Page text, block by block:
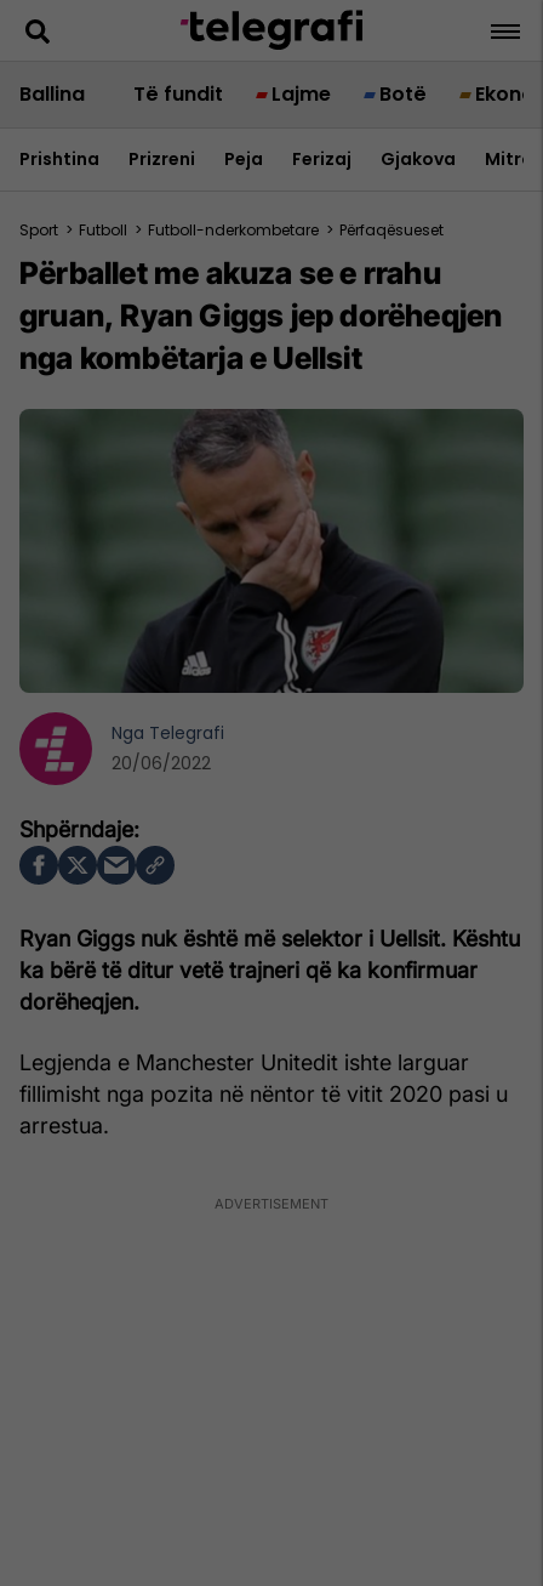
Ballina Të fundit Lajme Botë
Prishtina Prizreni Peja Ferizaj Gjakova
Sport > Futboll > Futboll-nderkombetare > Përfaqësueset
Përballet me akuza se e rrahu
gruan, Ryan Giggs jep dorëheqjen
nga kombëtarja e Uellsit
Ryan Giggs nuk është më selektor i Uellsit. Kështu
ka bërë të ditur vetë trajneri që ka konfirmuar
dorëheqjen.
Legjenda e Manchester Unitedit ishte larguar
fillimisht nga pozita në nëntor të vitit 2020 pasi u
arrestua.
Nga Telegrafi
20/06/2022